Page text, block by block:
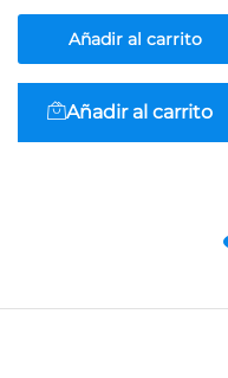
Añadir al carrito
Añadir al carrito